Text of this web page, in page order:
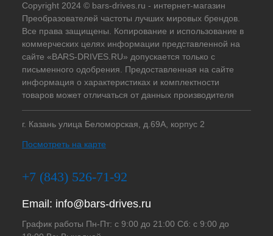
Copyright 2024 © bars-drives.ru - интернет-магазин
Преобразователей частоты лучших мировых брендов.
Все права защищены. Копирование и использование в
коммерческих целях информации представленной на
сайте «BARS-DRIVES.RU» допускается только с
письменного одобрения. Предоставленная на сайте
информация о характеристиках и комплектности
товаров может отличаться от данных производителя
г. Казань улица Беломорская, д.69А, корпус 2
Посмотреть на карте
+7 (843) 526-71-92
Email: info@bars-drives.ru
График работы Пн-Пт: с 9:00 до 21:00 Сб: с 9:00 до